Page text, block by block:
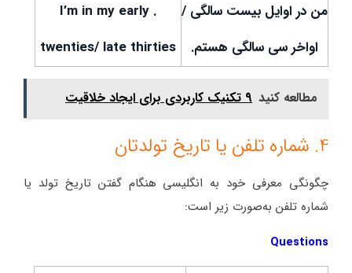
من در اوایل بیست سالگی /
اواخر سی سالگی هستم.
. I’m in my early
twenties/ late thirties
مطالعه کنید 9 تکنیک کاربردی برای ایجاد خلاقیت
4. شماره تلفن یا تاریخ تولدتان
چگونگی معرفی خود به انگلیسی هنگام گفتن تاریخ تولد یا
شماره تلفن به‌صورت زیر است:
Questions